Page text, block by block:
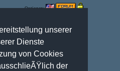
unserer
Dienste
von Cookies
der
Optionen: